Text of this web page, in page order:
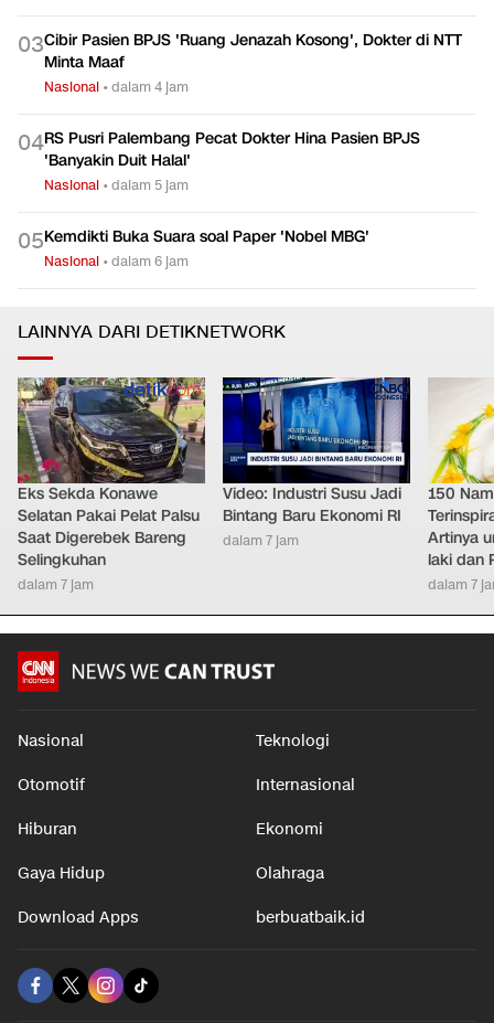
03Cibir Pasien BPJS 'Ruang Jenazah Kosong', Dokter di NTT
Minta Maaf
Nasional •dalam 4 jam
04RS Pusri Palembang Pecat Dokter Hina Pasien BPJS
'Banyakin Duit Halal'
Nasional •dalam 5 jam
05Kemdikti Buka Suara soal Paper 'Nobel MBG'
Nasional •dalam 6 jam
LAINNYA DARI DETIKNETWORK
Eks Sekda Konawe
Selatan Pakai Pelat Palsu
Saat Digerebek Bareng
Selingkuhan
dalam 7 jam
Video: Industri Susu Jadi
Bintang Baru Ekonomi RI
dalam 7 jam
150
Artinya
laki dan
dalam 7
Nasional Teknologi
Otomotif Internasional
Hiburan Ekonomi
Gaya Hidup Olahraga
Download Apps berbuatbaik.id